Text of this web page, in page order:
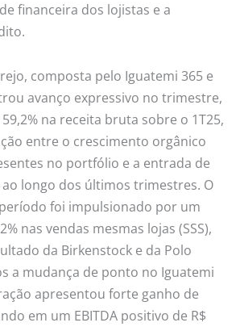
financeira dos lojistas e a
composta pelo Iguatemi 365 e
avanço expressivo no trimestre,
na receita bruta sobre o 1T25,
entre o crescimento orgânico
no portfólio e a entrada de
longo dos últimos trimestres. O
foi impulsionado por um
nas vendas mesmas lojas (SSS),
da Birkenstock e da Polo
a mudança de ponto no Iguatemi
apresentou forte ganho de
em um EBITDA positivo de R$